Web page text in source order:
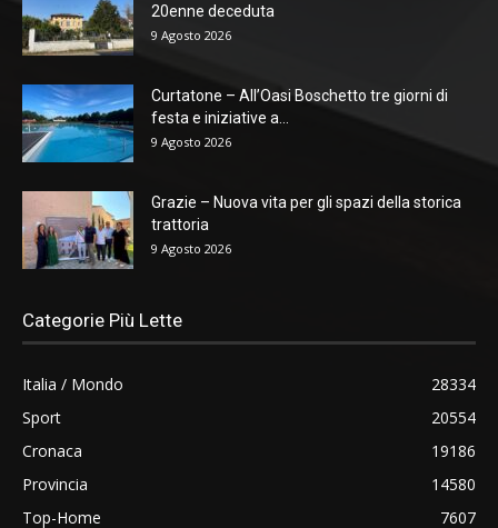
20enne deceduta
9 Agosto 2026
Curtatone – All’Oasi Boschetto tre giorni di
festa e iniziative a...
9 Agosto 2026
Grazie – Nuova vita per gli spazi della storica
trattoria
9 Agosto 2026
Categorie Più Lette
Italia / Mondo
28334
Sport
20554
Cronaca
19186
Provincia
14580
Top-Home
7607